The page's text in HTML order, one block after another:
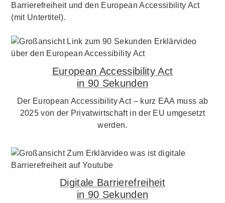
Barrierefreiheit und den European Accessibility Act
(mit Untertitel).
European Accessibility Act
in 90 Sekunden
Der European Accessibility Act – kurz EAA muss ab
2025 von der Privatwirtschaft in der EU umgesetzt
werden.
Digitale Barrierefreiheit
in 90 Sekunden